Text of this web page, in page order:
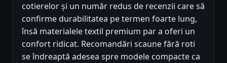
cotierelor și un număr redus de recenzii care să
confirme durabilitatea pe termen foarte lung,
însă materialele textil premium par a oferi un
confort ridicat. Recomandări scaune fără roti
se îndreaptă adesea spre modele compacte ca